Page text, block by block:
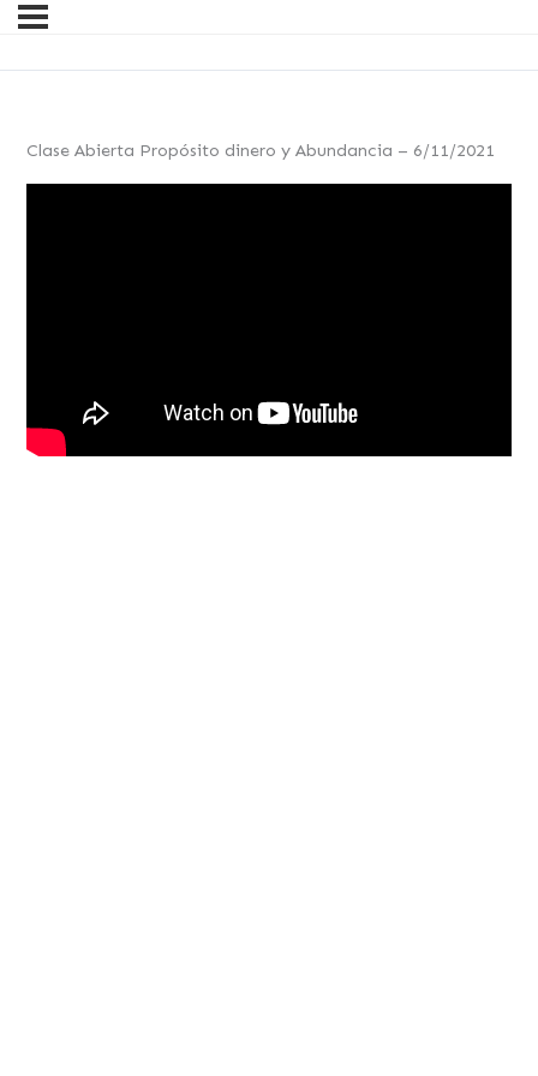
Clase Abierta Propósito dinero y Abundancia – 6/11/2021